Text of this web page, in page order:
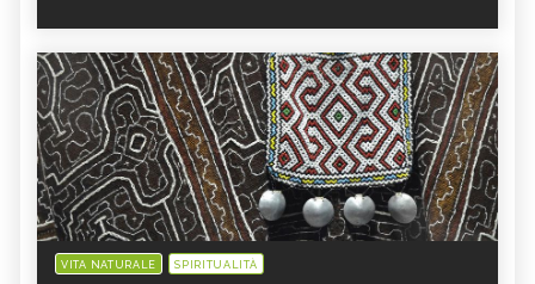
VITA NATURALE SPIRITUALITÀ